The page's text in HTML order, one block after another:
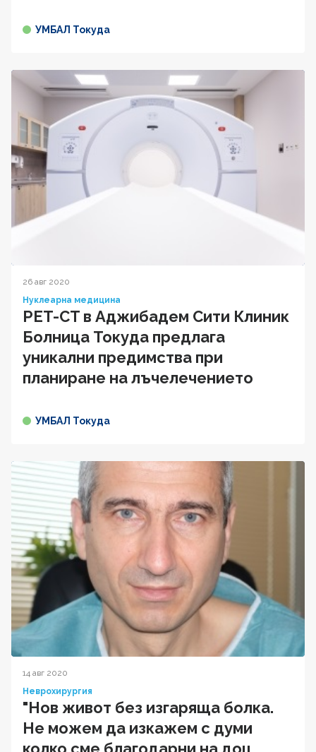
УМБАЛ Токуда
26 авг 2020
Нуклеарна медицина
PET-CT в Аджибадем Сити Клиник
Болница Токуда предлага
уникални предимства при
планиране на лъчелечението
УМБАЛ Токуда
14 авг 2020
Неврохирургия
"Нов живот без изгаряща болка.
Не можем да изкажем с думи